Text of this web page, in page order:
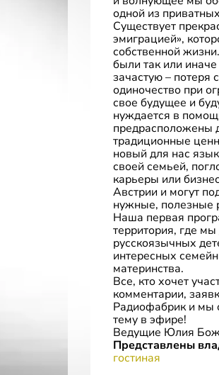
одной из
Существует
эмиграцией»,
собственной
были так или
зачастую – потеря
одиночество при
свое будущее и
нуждается в
предрасположены
традиционные
новый для нас
своей семьей,
карьеры или
Австрии и могут
нужные, полезные
Наша первая
территория, где
русскоязычных
интересных
материнства.
Все, кто хочет
комментарии,
Радиофабрик и мы
тему в эфире!
Ведущие Юлия
Представлены
гостиная